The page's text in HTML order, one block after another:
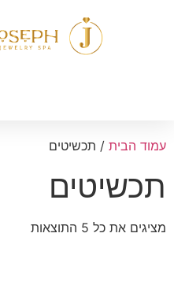
עמוד הבית / תכשיטים
תכשיטים
מציגים את כל ⁦5⁩ התוצאות